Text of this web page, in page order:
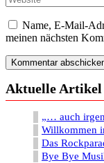
Name, E-Mail-
meinen nächsten
Aktuelle Artikel
„… auch
Willkommen
Das
Bye Bye